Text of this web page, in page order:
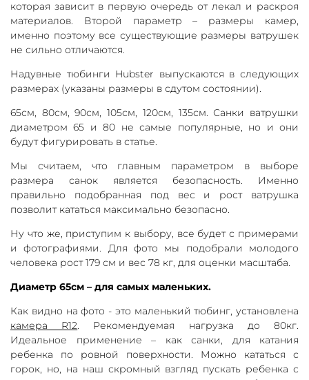
которая зависит в первую очередь от лекал и раскроя
материалов. Второй параметр – размеры камер,
именно поэтому все существующие размеры ватрушек
не сильно отличаются.
Надувные тюбинги Hubster выпускаются в следующих
размерах (указаны размеры в сдутом состоянии).
65см, 80см, 90см, 105см, 120см, 135см. Санки ватрушки
диаметром 65 и 80 не самые популярные, но и они
будут фигурировать в статье.
Мы считаем, что главным параметром в выборе
размера санок является безопасность. Именно
правильно подобранная под вес и рост ватрушка
позволит кататься максимально безопасно.
Ну что же, приступим к выбору, все будет с примерами
и фотографиями. Для фото мы подобрали молодого
человека рост 179 см и вес 78 кг, для оценки масштаба.
Диаметр 65см – для самых маленьких.
Как видно на фото - это маленький тюбинг, установлена
камера R12. Рекомендуемая нагрузка до 80кг.
Идеальное применение – как санки, для катания
ребенка по ровной поверхности. Можно кататься с
горок, но, на наш скромный взгляд пускать ребенка с